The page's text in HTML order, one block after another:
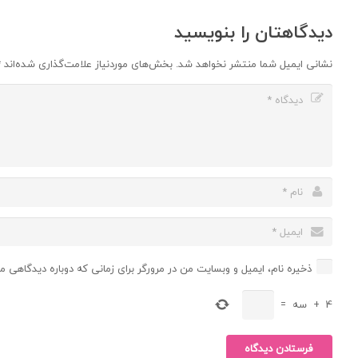
دیدگاهتان را بنویسید
نشانی ایمیل شما منتشر نخواهد شد. بخش‌های موردنیاز علامت‌گذاری شده‌اند
ذخیره نام، ایمیل و وبسایت من در مرورگر برای زمانی که دوباره
4
+ سه =
فرستادن دیدگاه